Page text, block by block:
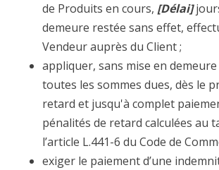
de Produits en cours, [Délai]
demeure restée sans effet,
Vendeur auprès du Client ;
appliquer, sans mise en
toutes les sommes dues, dès le
retard et jusqu'à complet
pénalités de retard calculées au
l’article L.441-6 du Code de
exiger le paiement d’une